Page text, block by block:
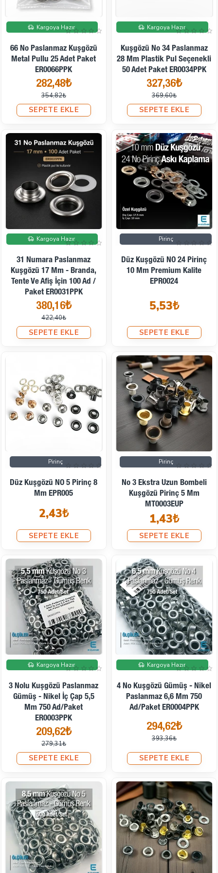
İndirimde
Kargoya Hazır
66 No Paslanmaz Kuşgözü
Metal Pullu 25 Adet Paket
ER0066PPK
282,48₺
354,82₺
SEPETE EKLE
İndirimde
Kargoya Hazır
Kuşgözü No 34 Paslanmaz
28 Mm Plastik Pul Seçenekli
50 Adet Paket ER0034PPK
327,36₺
369,60₺
SEPETE EKLE
İndirimde
Kargoya Hazır
31 Numara Paslanmaz
Kuşgözü 17 Mm - Branda,
Tente Ve Afiş İçin 100 Ad /
Paket ER0031PPK
380,16₺
422,40₺
SEPETE EKLE
Pirinç
Düz Kuşgözü NO 24 Pirinç
10 Mm Premium Kalite
EPR0024
5,53₺
SEPETE EKLE
Pirinç
Düz Kuşgözü NO 5 Pirinç 8
Mm EPR005
2,43₺
SEPETE EKLE
Pirinç
No 3 Ekstra Uzun Bombeli
Kuşgözü Pirinç 5 Mm
MT0003EUP
1,43₺
SEPETE EKLE
İndirimde
Kargoya Hazır
3 Nolu Kuşgözü Paslanmaz
Gümüş - Nikel İç Çap 5,5
Mm 750 Ad/Paket
ER0003PPK
209,62₺
279,31₺
SEPETE EKLE
İndirimde
Kargoya Hazır
4 No Kuşgözü Gümüş - Nikel
Paslanmaz 6,6 Mm 750
Ad/Paket ER0004PPK
294,62₺
393,36₺
SEPETE EKLE